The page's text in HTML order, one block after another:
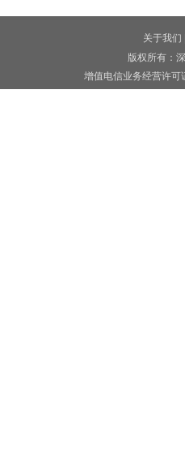
关于我们
版权所有：
增值电信业务经营许可